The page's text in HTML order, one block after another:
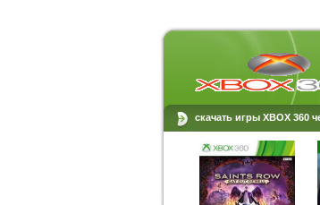
скачать игры XBOX 360